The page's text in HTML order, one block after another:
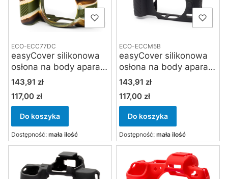
ECO-ECC77DC
easyCover silikonowa
osłona na body aparatu
Canon EOS 77D -
kamuflaż
Cena
143,91 zł
Cena
117,00 zł
Do koszyka
Dostępność: mała ilość
ECO-ECCM5B
easyCover silikonowa
osłona na body aparatu
Canon EOS M5 -
czarna
Cena
143,91 zł
Cena
117,00 zł
Do koszyka
Dostępność: mała ilość